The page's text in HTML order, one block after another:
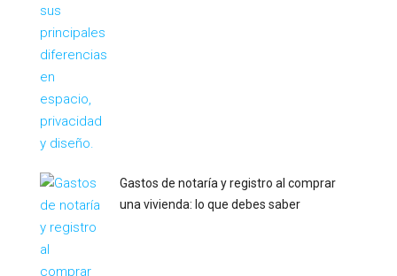
Gastos de notaría y registro al comprar
una vivienda: lo que debes saber